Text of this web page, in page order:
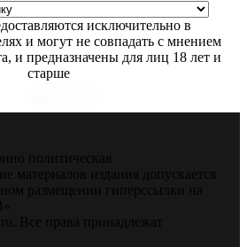
исключительно в
и могут не совпадать с мнением
и предназначены для лиц 18 лет и
старше
политическая
материалов издания допускается
размещении гиперссылки на
Все права принадлежат